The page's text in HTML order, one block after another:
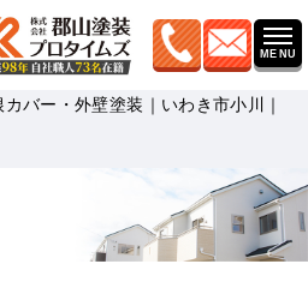
カバー・外壁塗装｜いわき市小川｜